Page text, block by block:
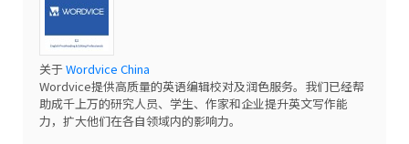
关于Wordvice China
Wordvice提供高质量的英语编辑校对及润色服务。我们已经帮
助成千上万的研究人员、学生、作家和企业提升英文写作能
力，扩大他们在各自领域内的影响力。